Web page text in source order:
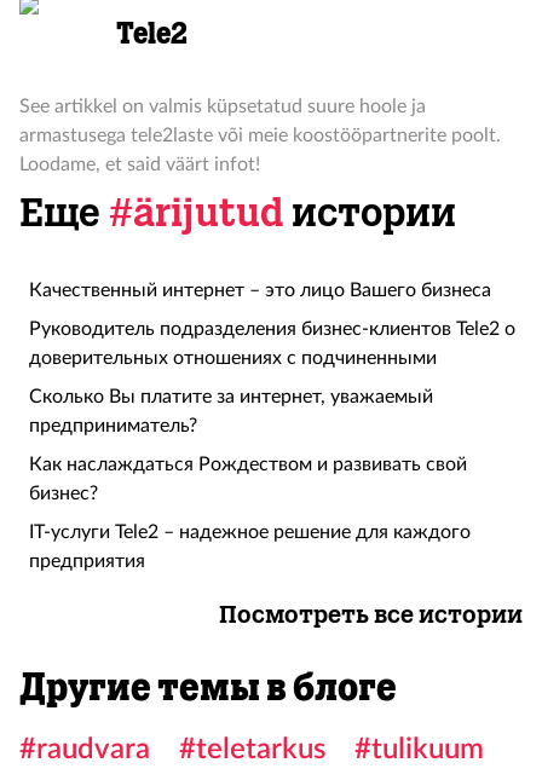
Tele2
See artikkel on valmis küpsetatud suure hoole ja
armastusega tele2laste või meie koostööpartnerite poolt.
Loodame, et said väärt infot!
Еще #ärijutud истории
Качественный интернет – это лицо Вашего бизнеса
Руководитель подразделения бизнес-клиентов Tele2 о
доверительных отношениях с подчиненными
Cколько Вы платите за интернет, уважаемый
предприниматель?
Как наслаждаться Рождеством и развивать свой
бизнес?
IT-услуги Tele2 – надежное решение для каждого
предприятия
Посмотреть все истории
Другие темы в блоге
#raudvara #teletarkus
#tulikuum